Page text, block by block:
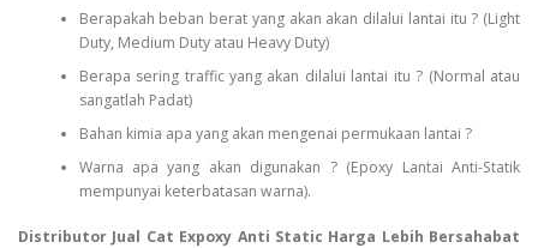
Berapakah beban berat yang akan akan dilalui lantai itu ? (Light
Duty, Medium Duty atau Heavy Duty)
Berapa sering traffic yang akan dilalui lantai itu ? (Normal atau
sangatlah Padat)
Bahan kimia apa yang akan mengenai permukaan lantai ?
Warna apa yang akan digunakan ? (Epoxy Lantai Anti-Statik
mempunyai keterbatasan warna).
Distributor Jual Cat Expoxy Anti Static Harga Lebih Bersahabat